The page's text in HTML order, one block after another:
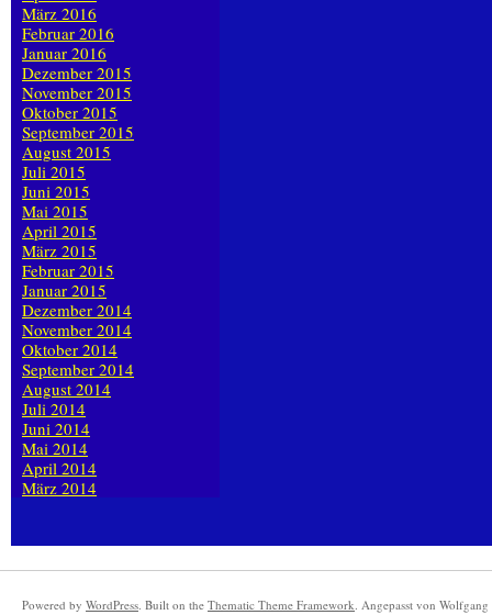
März 2016
Februar 2016
Januar 2016
Dezember 2015
November 2015
Oktober 2015
September 2015
August 2015
Juli 2015
Juni 2015
Mai 2015
April 2015
März 2015
Februar 2015
Januar 2015
Dezember 2014
November 2014
Oktober 2014
September 2014
August 2014
Juli 2014
Juni 2014
Mai 2014
April 2014
März 2014
Powered by WordPress. Built on the Thematic Theme Framework. Angepasst von